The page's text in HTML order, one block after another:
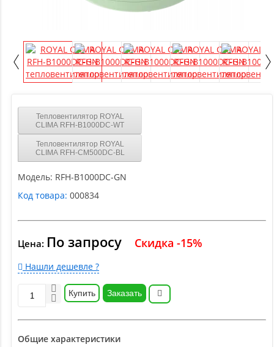
Тепловентилятор ROYAL
CLIMA RFH-B1000DC-WT
Тепловентилятор ROYAL
CLIMA RFH-CM500DC-BL
Модель: RFH-B1000DC-GN
Код товара: 000834
Цена: По запросу Скидка -15%
Нашли дешевле ?
Купить Заказать
Общие характеристики